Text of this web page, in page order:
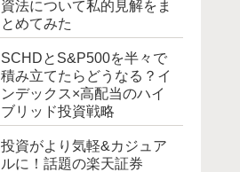
資法について私的見解をま
とめてみた
SCHDとS&P500を半々で
積み立てたらどうなる？イ
ンデックス×高配当のハイ
ブリッド投資戦略
投資がより気軽&カジュア
ルに！話題の楽天証券